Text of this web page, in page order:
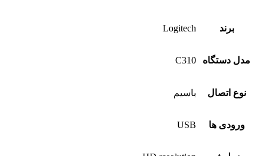
برند Logitech
مدل دستگاه C310
نوع اتصال باسیم
ورودی ها USB